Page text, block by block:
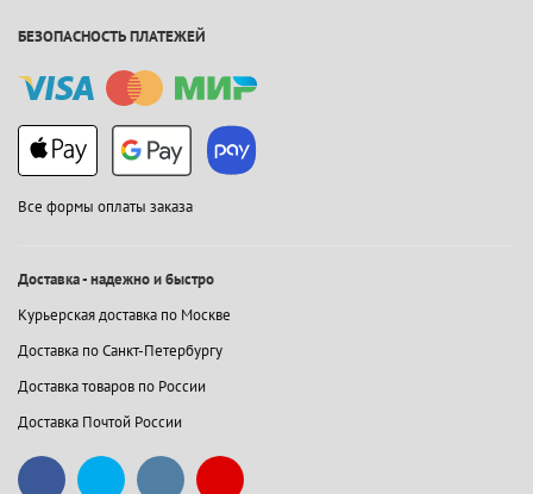
БЕЗОПАСНОСТЬ ПЛАТЕЖЕЙ
Все формы оплаты заказа
Доставка - надежно и быстро
Курьерская доставка по Москве
Доставка по Санкт-Петербургу
Доставка товаров по России
Доставка Почтой России